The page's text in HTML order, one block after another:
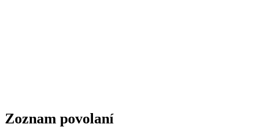
Zoznam povolaní